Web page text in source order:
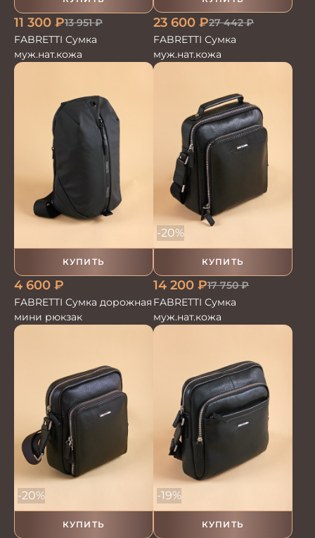
11 300 ₽13 951₽
FABRETTI Сумка
муж.нат.кожа
23 600 ₽27 442₽
FABRETTI Сумка
муж.нат.кожа
КУПИТЬ
4 600 ₽
FABRETTI Сумка дорожная
мини рюкзак
КУПИТЬ
-20%
14 200 ₽17 750₽
FABRETTI Сумка
муж.нат.кожа
КУПИТЬ
-20%
КУПИТЬ
-19%